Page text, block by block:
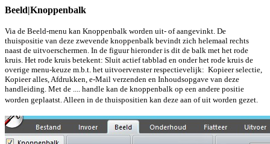
Beeld|Knoppenbalk
Via de Beeld-menu kan Knoppenbalk worden uit- of aangevinkt. De
thuispositie van deze zwevende knoppenbalk bevindt zich helemaal rechts
naast de uitvoerschermen. In de figuur hieronder is dit de balk met het rode
kruis. Het rode kruis betekent: Sluit actief tabblad en onder het rode kruis de
overige menu-keuze m.b.t. het uitvoervenster respectievelijk: Kopieer selectie,
Kopieer alles, Afdrukken, e-Mail verzenden en Inhoudsopgave van deze
handleiding. Met de .... handle kan de knoppenbalk op een andere positie
worden geplaatst. Alleen in de thuispositien kan deze aan of uit worden gezet.